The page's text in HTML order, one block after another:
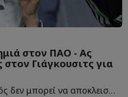
στον ΠΑΟ - Ας
στον Γιάγκουσιτς για
Γιατί ο Παναθηναϊκός δεν μπορεί να αποκλειστεί από τ...